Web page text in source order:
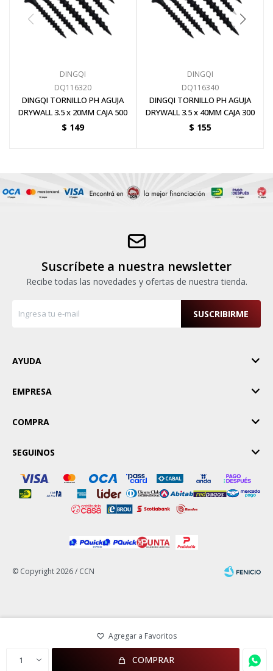
1 COMPRAR
DINGQI
DQ116320
DINGQI TORNILLO PH AGUJA
DRYWALL 3.5 x 20MM CAJA 500
$ 149
DINGQI
DQ116340
DINGQI TORNILLO PH AGUJA
DRYWALL 3.5 x 40MM CAJA 300
$ 155
Suscríbete a nuestra newsletter
Recibe todas las novedades y ofertas de nuestra tienda.
SUSCRIBIRME
AYUDA
EMPRESA
COMPRA
SEGUINOS
© Copyright 2026 / CCN
Fenicio